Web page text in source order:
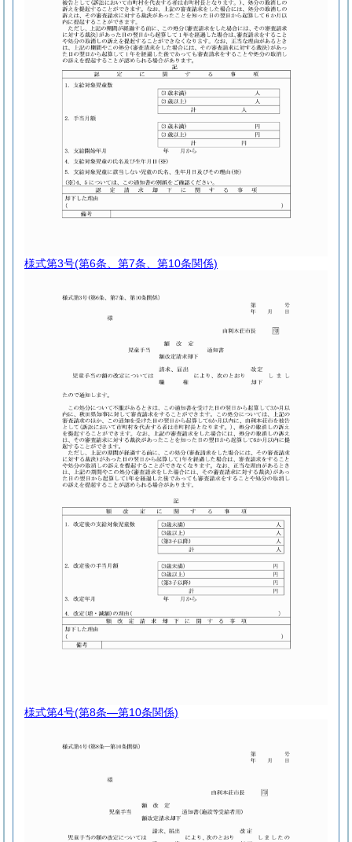
様式第3号(第6条、第7条、第10条関係)
様式第4号(第8条―第10条関係)